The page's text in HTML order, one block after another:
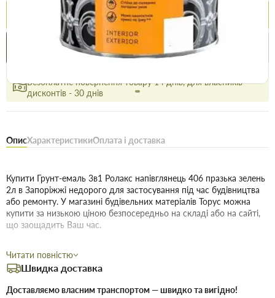
Купити
Купити в 1 клік
Знайшли
дешевше
Акції
Вигідно
Безоплатне повернення товару 14 днів, для власників
дисконтів - 30 днів
ОписХарактеристикиОплата і доставка
Купити Грунт-емаль 3в1 Ролакс напівглянець 406 празька зелень
2л в Запоріжжі недорого для застосування під час будівництва
або ремонту. У магазині будівельних матеріалів Торус можна
купити за низькою ціною безпосередньо на складі або на сайті,
що заощадить Ваш час.
ціні!
дійсно високої якості, і для цього укладаємо договори з
Читати повністю
Швидка доставка
Доставляємо власним транспортом — швидко та вигідно!